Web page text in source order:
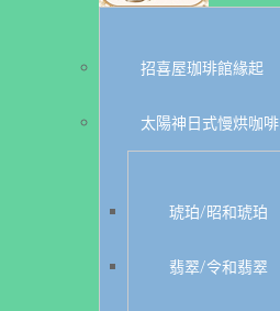
招喜屋珈琲館緣起
太陽神日式慢烘咖啡
琥珀/昭和琥珀
翡翠/令和翡翠